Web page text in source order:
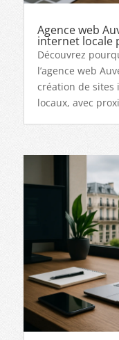
Agence web
internet locale
Découvrez
l’agence web
création de sites
locaux, avec